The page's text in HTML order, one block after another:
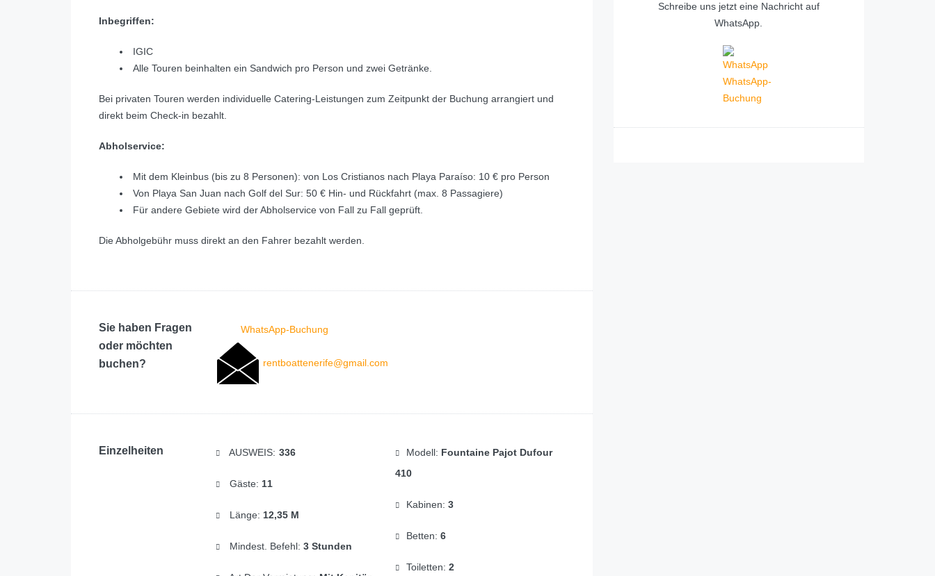
Inbegriffen:
IGIC
Alle Touren beinhalten ein Sandwich pro Person und zwei Getränke.
Bei privaten Touren werden individuelle Catering-Leistungen zum Zeitpunkt der Buchung arrangiert und
direkt beim Check-in bezahlt.
Abholservice:
Mit dem Kleinbus (bis zu 8 Personen): von Los Cristianos nach Playa Paraíso: 10 € pro Person
Von Playa San Juan nach Golf del Sur: 50 € Hin- und Rückfahrt (max. 8 Passagiere)
Für andere Gebiete wird der Abholservice von Fall zu Fall geprüft.
Die Abholgebühr muss direkt an den Fahrer bezahlt werden.
Sie haben Fragen
oder möchten
buchen?
WhatsApp-Buchung
rentboattenerife@gmail.com
Einzelheiten AUSWEIS: 336
Gäste: 11
Länge: 12,35 M
Mindest. Befehl: 3 Stunden
Modell: Fountaine Pajot Dufour
410
Kabinen: 3
Betten: 6
Toiletten: 2
Schreibe uns jetzt eine Nachricht auf
WhatsApp.
WhatsApp-
Buchung